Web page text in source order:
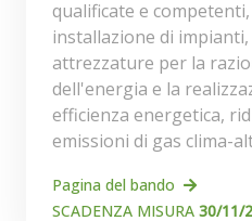
qualificate e
installazione di impianti,
attrezzature per la
dell'energia e la
efficienza energetica,
emissioni di gas clima-
Pagina del bando
SCADENZA MISURA 30/11/